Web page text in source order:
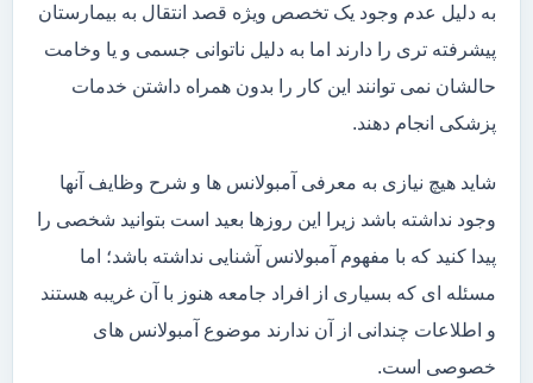
به دلیل عدم وجود یک تخصص ویژه قصد انتقال به بیمارستان
پیشرفته تری را دارند اما به دلیل ناتوانی جسمی و یا وخامت
حالشان نمی توانند این کار را بدون همراه داشتن خدمات
پزشکی انجام دهند.
شاید هیچ نیازی به معرفی آمبولانس ها و شرح وظایف آنها
وجود نداشته باشد زیرا این روزها بعید است بتوانید شخصی را
پیدا کنید که با مفهوم آمبولانس آشنایی نداشته باشد؛ اما
مسئله ای که بسیاری از افراد جامعه هنوز با آن غریبه هستند
و اطلاعات چندانی از آن ندارند موضوع آمبولانس های
خصوصی است.